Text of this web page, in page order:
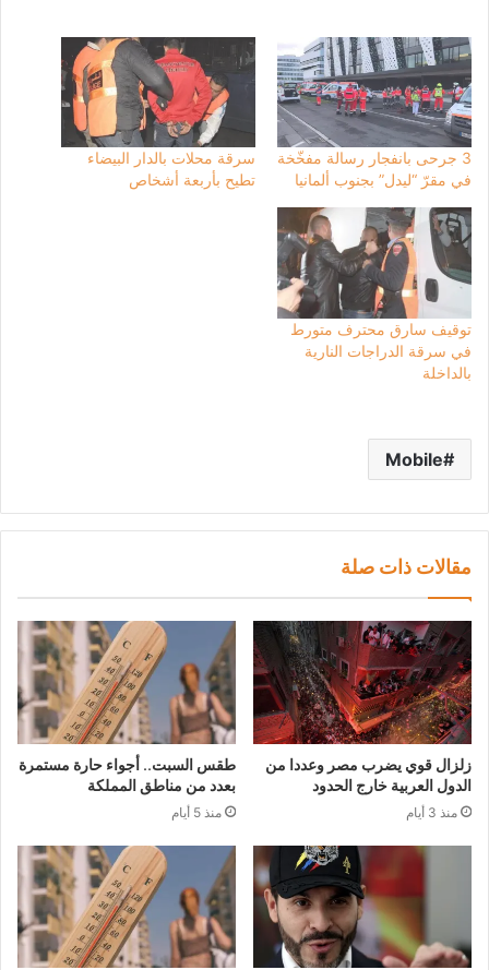
3 جرحى بانفجار رسالة مفخّخة
في مقرّ “ليدل” بجنوب ألمانيا
سرقة محلات بالدار البيضاء
تطيح بأربعة أشخاص
توقيف سارق محترف متورط
في سرقة الدراجات النارية
بالداخلة
Mobile
مقالات ذات صلة
زلزال قوي يضرب مصر وعددا من
الدول العربية خارج الحدود
منذ 3 أيام
طقس السبت.. أجواء حارة مستمرة
بعدد من مناطق المملكة
منذ 5 أيام